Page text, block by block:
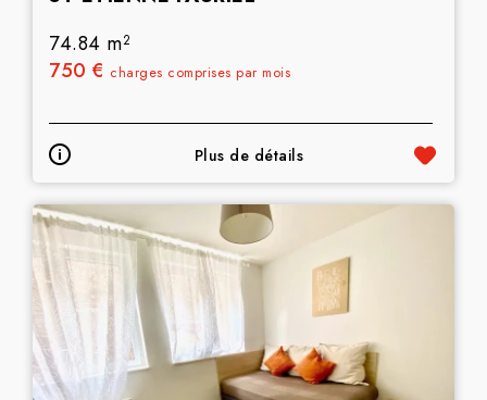
74.84 m2
750 € charges comprises par mois
Plus de détails